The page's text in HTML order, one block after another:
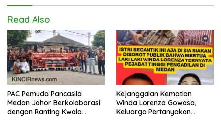
Read Also
PAC Pemuda Pancasila
Medan Johor Berkolaborasi
dengan Ranting Kwala
Kejanggalan Kematian
Winda Lorenza Gowasa,
Keluarga Pertanyakan